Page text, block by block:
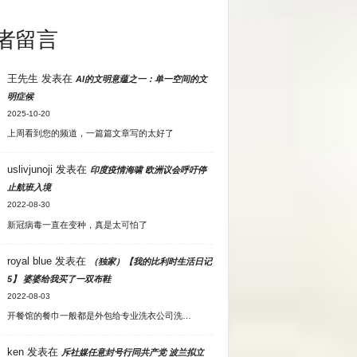
留言
王先生 发表在 AI的文明意蕴之一：单一空间的文
明症候
2025-10-20
上周看到您的频道，一篇篇文章写的太好了
uslivjunoji 发表在 印度疫情海啸 欧洲议会呼吁停
止航班入境
2022-08-30
新冠病毒一直在变种，真是太可怕了
royal blue发表在
（独家）【我的比利时生活日记
5】 婆婆给我买了一双布鞋
2022-08-03
开餐馆的餐巾一般都是外包给专业洗衣公司洗…
ken发表在 斥社媒任意封号行同共产党 波兰拟立